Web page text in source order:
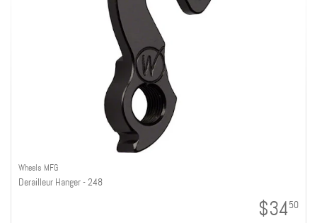
Wheels MFG
Derailleur Hanger - 248
$3450